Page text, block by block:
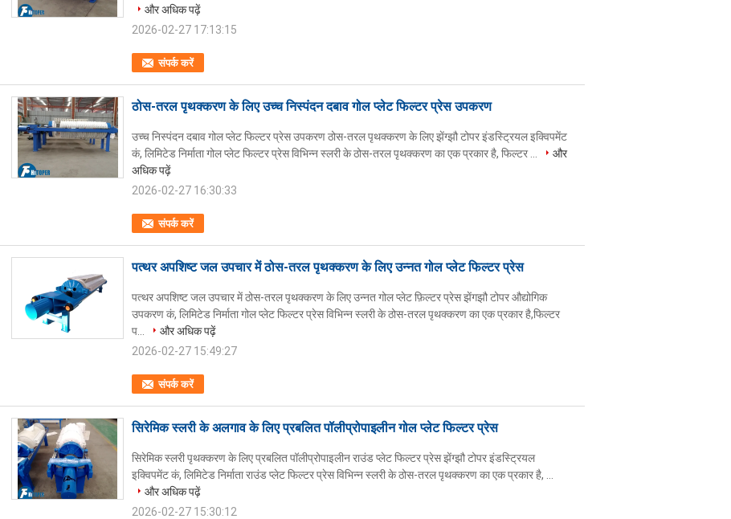
संपर्क करें
और अधिक पढ़ें
2026-02-27 17:13:15
ठोस-तरल पृथक्करण के लिए उच्च निस्पंदन दबाव गोल प्लेट फिल्टर प्रेस उपकरण
संपर्क करें
उच्च निस्पंदन दबाव गोल प्लेट फिल्टर प्रेस उपकरण ठोस-तरल पृथक्करण के लिए झेंग्झौ टोपर इंडस्ट्रियल इक्विपमेंट
कं, लिमिटेड निर्माता गोल प्लेट फिल्टर प्रेस विभिन्न स्लरी के ठोस-तरल पृथक्करण का एक प्रकार है, फिल्टर ...
और
अधिक पढ़ें
2026-02-27 16:30:33
पत्थर अपशिष्ट जल उपचार में ठोस-तरल पृथक्करण के लिए उन्नत गोल प्लेट फिल्टर प्रेस
संपर्क करें
पत्थर अपशिष्ट जल उपचार में ठोस-तरल पृथक्करण के लिए उन्नत गोल प्लेट फ़िल्टर प्रेस झेंगझौ टोपर औद्योगिक
उपकरण कं, लिमिटेड निर्माता गोल प्लेट फिल्टर प्रेस विभिन्न स्लरी के ठोस-तरल पृथक्करण का एक प्रकार है,फिल्टर
प...
और अधिक पढ़ें
2026-02-27 15:49:27
सिरेमिक स्लरी के अलगाव के लिए प्रबलित पॉलीप्रोपाइलीन गोल प्लेट फिल्टर प्रेस
सिरेमिक स्लरी पृथक्करण के लिए प्रबलित पॉलीप्रोपाइलीन राउंड प्लेट फिल्टर प्रेस झेंग्झौ टोपर इंडस्ट्रियल
इक्विपमेंट कं, लिमिटेड निर्माता राउंड प्लेट फिल्टर प्रेस विभिन्न स्लरी के ठोस-तरल पृथक्करण का एक प्रकार है, ...
और अधिक पढ़ें
2026-02-27 15:30:12